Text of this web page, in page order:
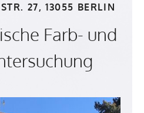
27, 13055 BERLIN
Farb- und